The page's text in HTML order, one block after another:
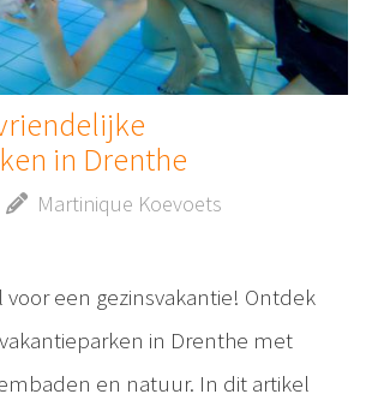
in Drenthe
Martinique Koevoets
voor een gezinsvakantie! Ontdek
in Drenthe met
en natuur. In dit artikel